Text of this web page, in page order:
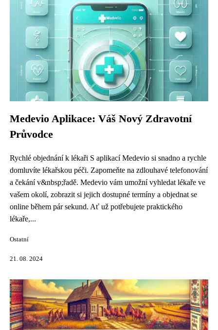
Medevio Aplikace: Váš Nový Zdravotní
Průvodce
Rychlé objednání k lékaři S aplikací Medevio si snadno a rychle
domluvíte lékařskou péči. Zapomeňte na zdlouhavé telefonování
a čekání v&nbsp;řadě. Medevio vám umožní vyhledat lékaře ve
vašem okolí, zobrazit si jejich dostupné termíny a objednat se
online během pár sekund. Ať už potřebujete praktického
lékaře,...
Ostatní
21. 08. 2024